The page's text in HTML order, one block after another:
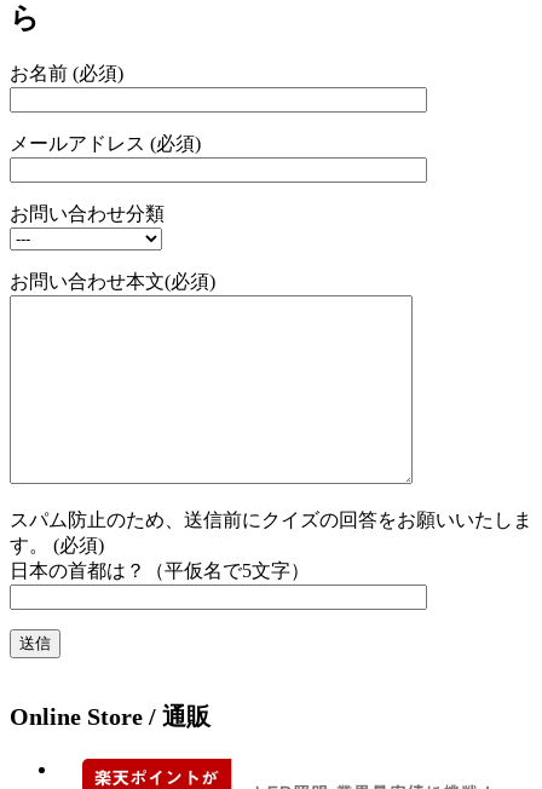
ら
お名前 (必須)
メールアドレス (必須)
お問い合わせ分類
お問い合わせ本文(必須)
スパム防止のため、送信前にクイズの回答をお願いいたしま
す。 (必須)
日本の首都は？（平仮名で5文字）
Online Store / 通販